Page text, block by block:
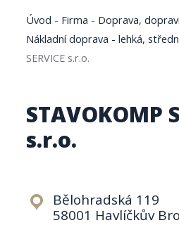
Úvod - Firma - Doprava,
Nákladní doprava - lehká,
SERVICE s.r.o.
STAVOKOMP
s.r.o.
Bělohradská 119
58001 Havlíčkův